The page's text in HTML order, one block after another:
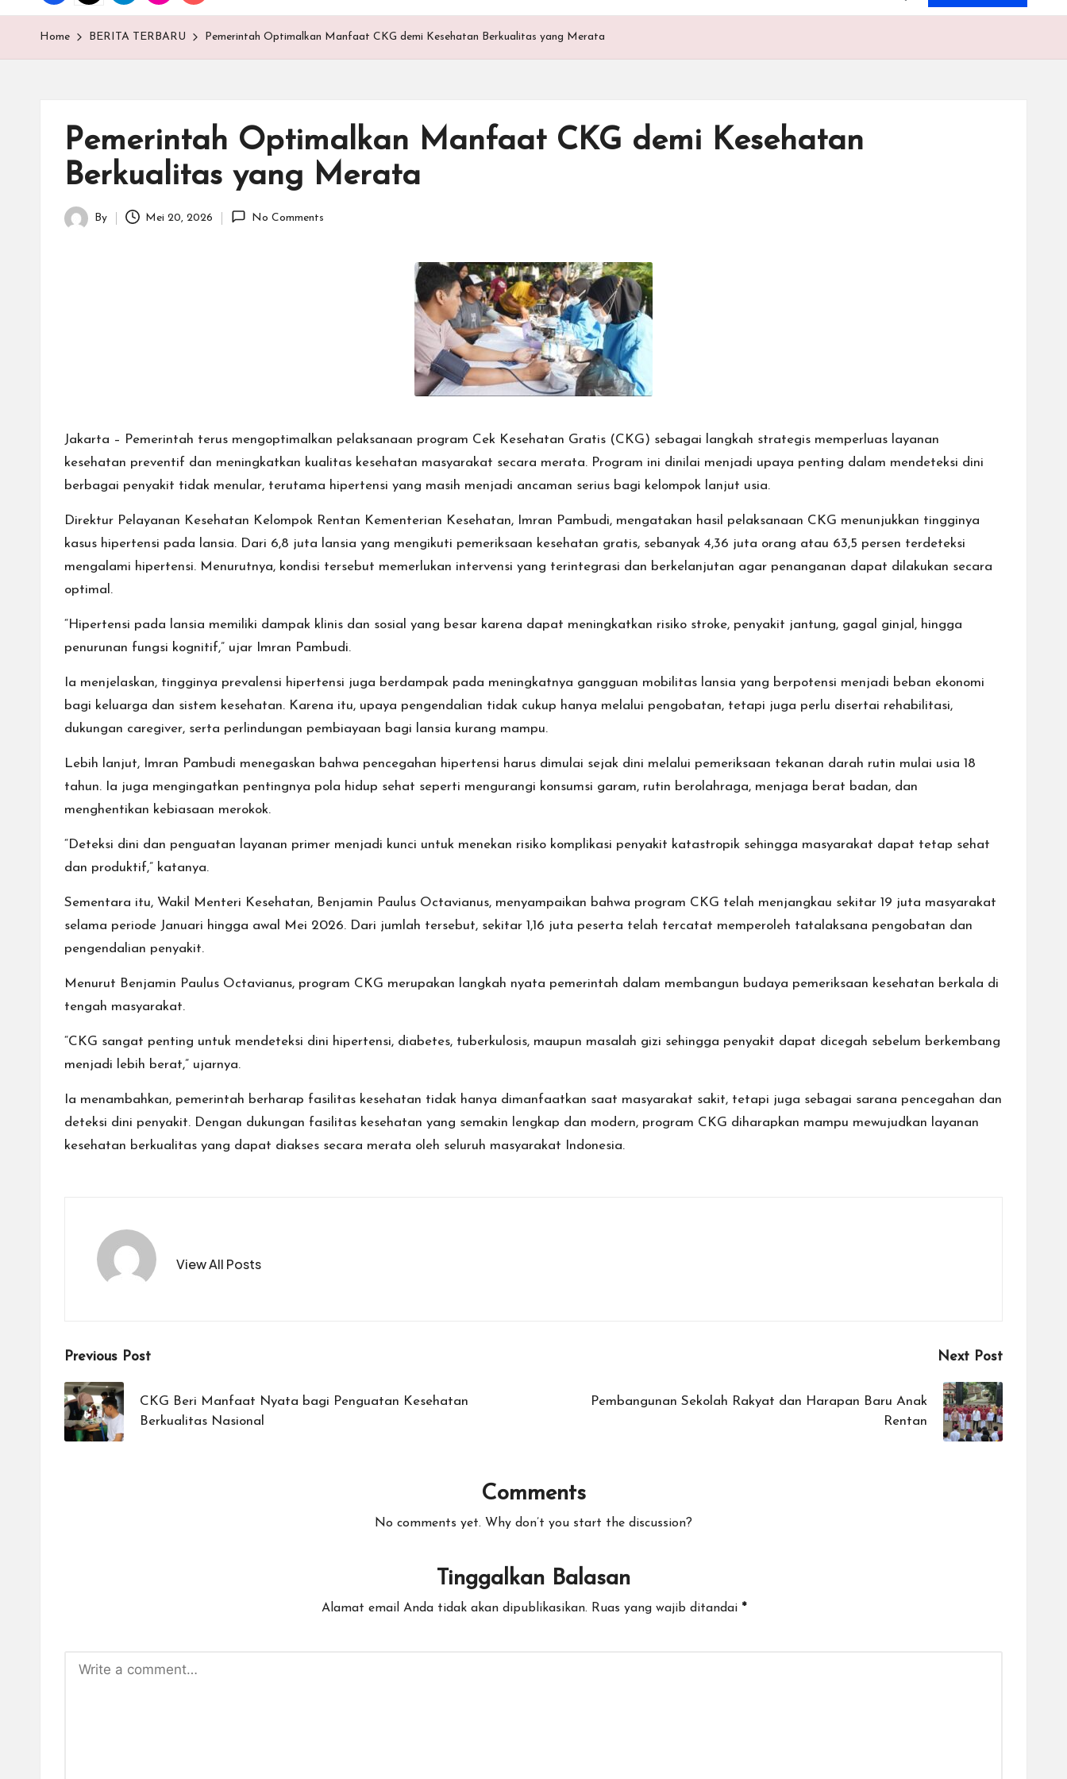
E
M
Home BERITA TERBARU Pemerintah Optimalkan Manfaat CKG demi Kesehatan Berkualitas yang Merata
Pemerintah Optimalkan Manfaat CKG demi Kesehatan
Berkualitas yang Merata
Posted
By Mei 20, 2026 No Comments
Jakarta – Pemerintah terus mengoptimalkan pelaksanaan program Cek Kesehatan Gratis (CKG) sebagai langkah strategis memperluas layanan
kesehatan preventif dan meningkatkan kualitas kesehatan masyarakat secara merata. Program ini dinilai menjadi upaya penting dalam mendeteksi dini
berbagai penyakit tidak menular, terutama hipertensi yang masih menjadi ancaman serius bagi kelompok lanjut usia.
Direktur Pelayanan Kesehatan Kelompok Rentan Kementerian Kesehatan, Imran Pambudi, mengatakan hasil pelaksanaan CKG menunjukkan tingginya
kasus hipertensi pada lansia. Dari 6,8 juta lansia yang mengikuti pemeriksaan kesehatan gratis, sebanyak 4,36 juta orang atau 63,5 persen terdeteksi
mengalami hipertensi. Menurutnya, kondisi tersebut memerlukan intervensi yang terintegrasi dan berkelanjutan agar penanganan dapat dilakukan secara
optimal.
“Hipertensi pada lansia memiliki dampak klinis dan sosial yang besar karena dapat meningkatkan risiko stroke, penyakit jantung, gagal ginjal, hingga
penurunan fungsi kognitif,” ujar Imran Pambudi.
Ia menjelaskan, tingginya prevalensi hipertensi juga berdampak pada meningkatnya gangguan mobilitas lansia yang berpotensi menjadi beban ekonomi
bagi keluarga dan sistem kesehatan. Karena itu, upaya pengendalian tidak cukup hanya melalui pengobatan, tetapi juga perlu disertai rehabilitasi,
dukungan caregiver, serta perlindungan pembiayaan bagi lansia kurang mampu.
Lebih lanjut, Imran Pambudi menegaskan bahwa pencegahan hipertensi harus dimulai sejak dini melalui pemeriksaan tekanan darah rutin mulai usia 18
tahun. Ia juga mengingatkan pentingnya pola hidup sehat seperti mengurangi konsumsi garam, rutin berolahraga, menjaga berat badan, dan
menghentikan kebiasaan merokok.
“Deteksi dini dan penguatan layanan primer menjadi kunci untuk menekan risiko komplikasi penyakit katastropik sehingga masyarakat dapat tetap sehat
dan produktif,” katanya.
Sementara itu, Wakil Menteri Kesehatan, Benjamin Paulus Octavianus, menyampaikan bahwa program CKG telah menjangkau sekitar 19 juta masyarakat
selama periode Januari hingga awal Mei 2026. Dari jumlah tersebut, sekitar 1,16 juta peserta telah tercatat memperoleh tatalaksana pengobatan dan
pengendalian penyakit.
Menurut Benjamin Paulus Octavianus, program CKG merupakan langkah nyata pemerintah dalam membangun budaya pemeriksaan kesehatan berkala di
tengah masyarakat.
“CKG sangat penting untuk mendeteksi dini hipertensi, diabetes, tuberkulosis, maupun masalah gizi sehingga penyakit dapat dicegah sebelum berkembang
menjadi lebih berat,” ujarnya.
Ia menambahkan, pemerintah berharap fasilitas kesehatan tidak hanya dimanfaatkan saat masyarakat sakit, tetapi juga sebagai sarana pencegahan dan
deteksi dini penyakit. Dengan dukungan fasilitas kesehatan yang semakin lengkap dan modern, program CKG diharapkan mampu mewujudkan layanan
kesehatan berkualitas yang dapat diakses secara merata oleh seluruh masyarakat Indonesia.
View All Posts
Post
navigation
Previous Post
CKG Beri Manfaat Nyata bagi Penguatan Kesehatan
Berkualitas Nasional
Next Post
Pembangunan Sekolah Rakyat dan Harapan Baru Anak
Rentan
Comments
No comments yet. Why don’t you start the discussion?
Tinggalkan Balasan
Alamat email Anda tidak akan dipublikasikan. Ruas yang wajib ditandai *